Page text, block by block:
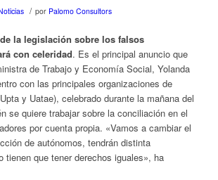
/ por Palomo Consultors
la legislación sobre los falsos
con celeridad. Es el principal anuncio que
de Trabajo y Economía Social, Yolanda
con las principales organizaciones de
y Uatae), celebrado durante la mañana del
se quiere trabajar sobre la conciliación en el
por cuenta propia. «Vamos a cambiar el
de autónomos, tendrán distinta
tienen que tener derechos iguales», ha